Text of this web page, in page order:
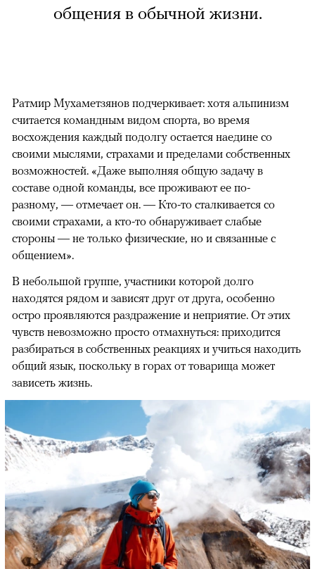
общения в обычной жизни.
Ратмир Мухаметзянов подчеркивает: хотя альпинизм
считается командным видом спорта, во время
восхождения каждый подолгу остается наедине со
своими мыслями, страхами и пределами собственных
возможностей. «Даже выполняя общую задачу в
составе одной команды, все проживают ее по-
разному, — отмечает он. — Кто-то сталкивается со
своими страхами, а кто-то обнаруживает слабые
стороны — не только физические, но и связанные с
общением».
В небольшой группе, участники которой долго
находятся рядом и зависят друг от друга, особенно
остро проявляются раздражение и неприятие. От этих
чувств невозможно просто отмахнуться: приходится
разбираться в собственных реакциях и учиться находить
общий язык, поскольку в горах от товарища может
зависеть жизнь.